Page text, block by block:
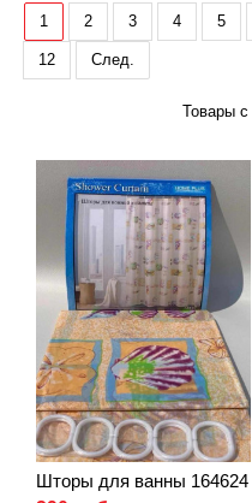
1 2 3 4 5
12 След.
Товары с
Шторы для ванны 164624